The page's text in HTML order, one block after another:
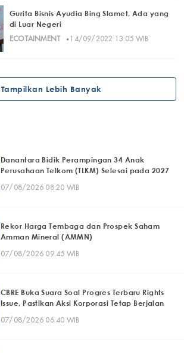
Gurita Bisnis Ayudia Bing Slamet, Ada yang
di Luar Negeri
ECOTAINMENT
· 14/09/2022 13:05 WIB
Tampilkan Lebih Banyak
Danantara Bidik Perampingan 34 Anak
Perusahaan Telkom (TLKM) Selesai pada 2027
07/08/2026 08:20 WIB
Rekor Harga Tembaga dan Prospek Saham
Amman Mineral (AMMN)
07/08/2026 09:45 WIB
CBRE Buka Suara Soal Progres Terbaru Rights
Issue, Pastikan Aksi Korporasi Tetap Berjalan
07/08/2026 06:40 WIB